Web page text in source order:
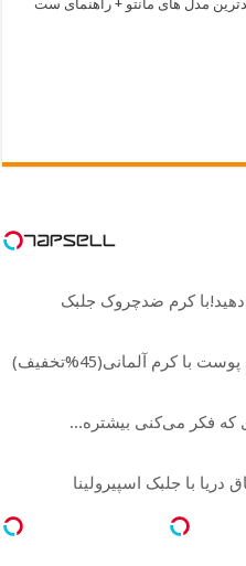
کرم ضدچروک جلبک
آلمانی(45%تخفیف)
فکر می‌کنی بیشتره...
با جلبک اسپیرولینا